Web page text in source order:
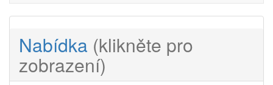
Nabídka (klikněte pro
zobrazení)